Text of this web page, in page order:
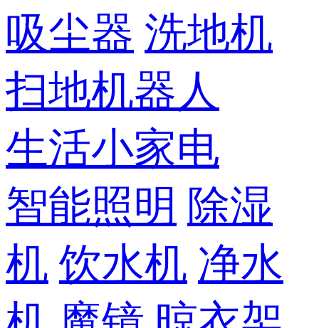
吸尘器 洗地机
扫地机器人
生活小家电
智能照明 除湿
机 饮水机 净水